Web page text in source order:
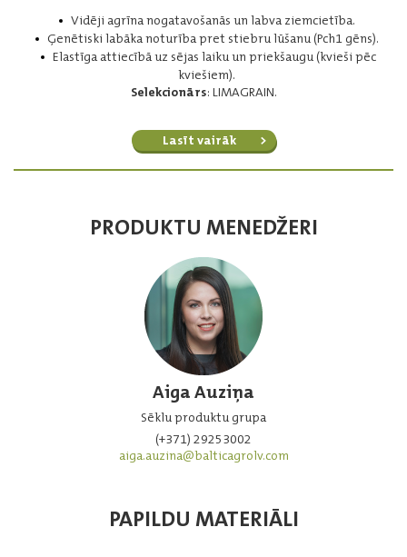
Vidēji agrīna nogatavošanās un labva ziemcietība.
Ģenētiski labāka noturība pret stiebru lūšanu (Pch1 gēns).
Elastīga attiecībā uz sējas laiku un priekšaugu (kvieši pēc
kviešiem).
Selekcionārs: LIMAGRAIN.
Lasīt vairāk
PRODUKTU MENEDŽERI
Aiga Auziņa
Sēklu produktu grupa
(+371) 29253002
aiga.auzina@balticagrolv.com
PAPILDU MATERIĀLI